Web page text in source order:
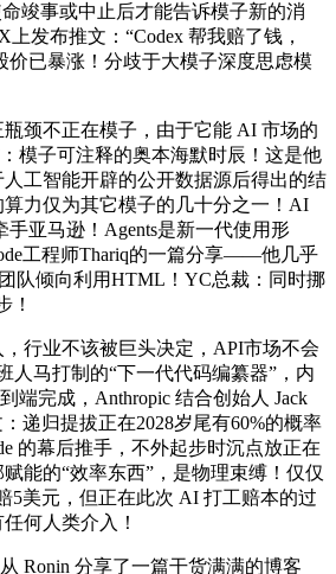
竣事或中止后才能告诉模子新的消
发布推文：“Codex 帮我赔了钱，
价已暴涨！分歧于大模子深度思虑模
不正在模子，由于它能 AI 市场的
模子可注释的奥本海默时辰！这是他
工智能开辟的公开数据源后得出的结
力仅为其它模子的几十分之一！AI
手亚马逊！Agents是新一代使用形
工程师Thariq的一篇分享——他几乎
队倾向利用HTML！YC总裁：同时挪
！
业不该被巨头决定，API市场不会
人马打制的“下一代代码编纂器”，内
端完成，Anthropic 结合创始人 Jack
递归提拔正在2028岁尾有60%的概率
的幕后推手，不外起步时沉点放正在
能的“效率东西”，是物理束缚！仅仅
5美元，但正在此次 AI 打工赔本的过
何人类介入！
分享了一篇干货满满的博客